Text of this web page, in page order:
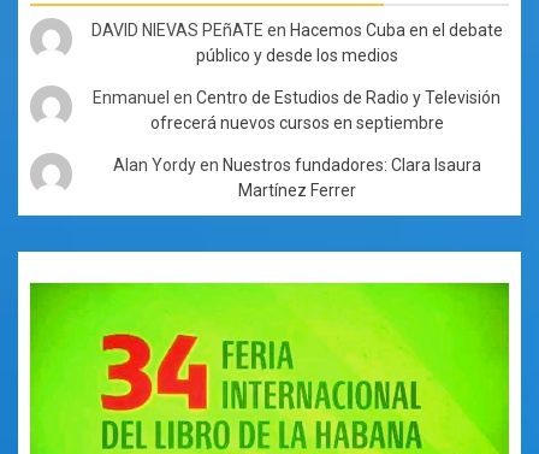
DAVID NIEVAS PEñATE en Hacemos Cuba en el debate
público y desde los medios
Enmanuel enCentro de Estudios de Radio y Televisión
ofrecerá nuevos cursos en septiembre
Alan Yordyen Nuestros fundadores: Clara Isaura
Martínez Ferrer